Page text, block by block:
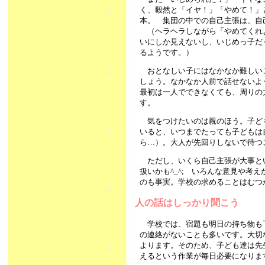
く、毅然と「イヤ！」「やめて！
本。 集団の中での自己主張は、自
（ヘラヘラしながら「やめてくれ
いにしか見えないし、いじめっ子
るようです。）
おとなしい子にはなかなか難し
しょう。なかなか人前で話せない
最初は一人でできなくても、周り
す。
気をつけたいのは親のほう。子
いると、いつまでたっても子ども
ら…）。大人が先回りしないで待
ただし、いくら自己主張が大事
扱いかも^_^; いろんな意見や考え
のも事実。学校の求めることは
人の話はしっかり聞こう
学校では、宿題も明日の持ち物
の連絡がないことも多いです。大
よります。そのため、子ども達は
えるという作業が毎日必要になりま